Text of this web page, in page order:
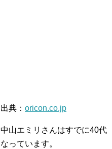
出典： oricon.co.jp
中山エミリさんはすでに40代
なっています。